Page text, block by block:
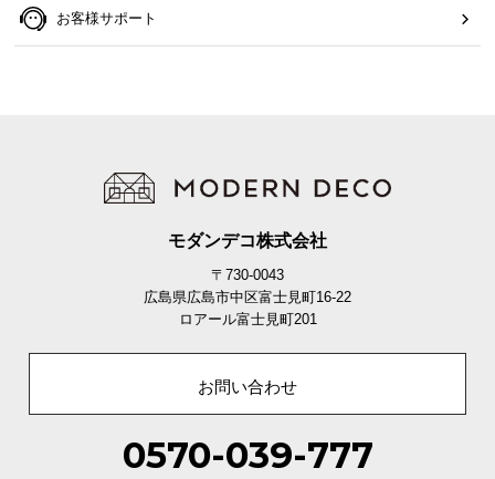
お客様サポート
モダンデコ株式会社
〒730-0043
広島県広島市中区富士見町16-22
ロアール富士見町201
お問い合わせ
0570-039-777